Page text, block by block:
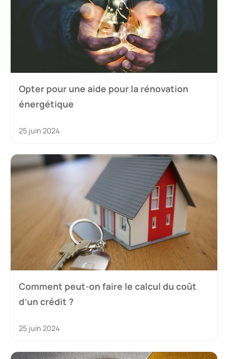
Opter pour une aide pour la rénovation
énergétique
25 juin 2024
Comment peut-on faire le calcul du coût
d’un crédit ?
25 juin 2024